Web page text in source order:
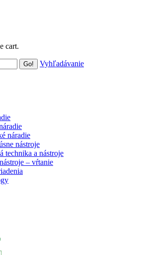
cart.
Vyhľadávanie
náradie
nástroje
technika a nástroje
– vŕtanie